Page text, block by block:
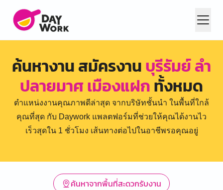
ค้นหางาน สมัครงานบุรีรัมย์ ลำ
ปลายมาศ เมืองแฝกทั้งหมด
ตำแหน่งงานคุณภาพดีล่าสุด จากบริษัทชั้นนำ ในพื้นที่ใกล้
คุณที่สุด กับ Daywork แพลตฟอร์มที่ช่วยให้คุณได้งานไว
เร็วสุดใน 1 ชั่วโมง เส้นทางต่อไปในอาชีพรอคุณอยู่
ค้นหาจากพื้นที่สะดวกรับงาน